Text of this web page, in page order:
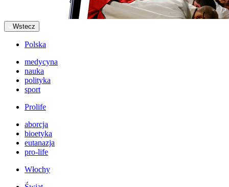
Wstecz
Polska
medycyna
nauka
polityka
sport
Prolife
aborcja
bioetyka
eutanazja
pro-life
Włochy